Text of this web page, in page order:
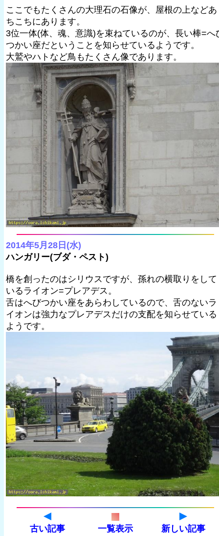
ここでもたくさんの大理石の石像が、屋根の上などあ
ちこちにあります。
3位一体(体、魂、意識)を束ねているのが、長い棒=へ
つかい座だということを知らせているようです。
大鷲やハトなど鳥もたくさん像であります。
2014年5月28日(水)
ハンガリー(ブダ・ペスト)
橋を創ったのはシリウスですが、孫れの横取りをして
いるライオン=プレアデス。
舌はへびつかい座をあらわしているので、舌のないラ
イオンは強力なプレアデスだけの支配を知らせている
ようです。
古い記事 一覧表示 新しい記事